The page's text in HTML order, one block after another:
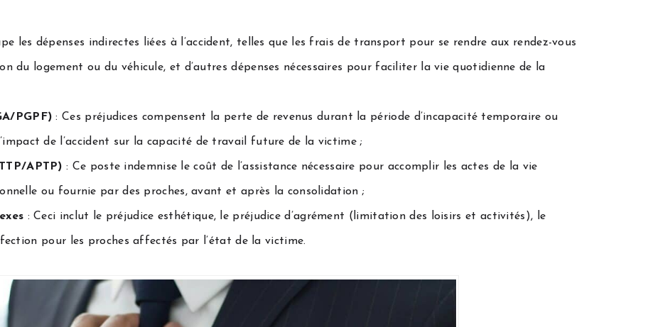
les dépenses indirectes liées à l’accident, telles que les frais de transport pour se rendre aux rendez-vous
du logement ou du véhicule, et d’autres dépenses nécessaires pour faciliter la vie quotidienne de la
PGPF): Ces préjudices compensent la perte de revenus durant la période d’incapacité temporaire ou
de l’accident sur la capacité de travail future de la victime ;
APTP): Ce poste indemnise le coût de l’assistance nécessaire pour accomplir les actes de la vie
ou fournie par des proches, avant et après la consolidation ;
: Ceci inclut le préjudice esthétique, le préjudice d’agrément (limitation des loisirs et activités), le
pour les proches affectés par l’état de la victime.